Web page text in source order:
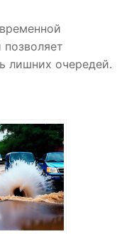
позволяет
лишних очередей.